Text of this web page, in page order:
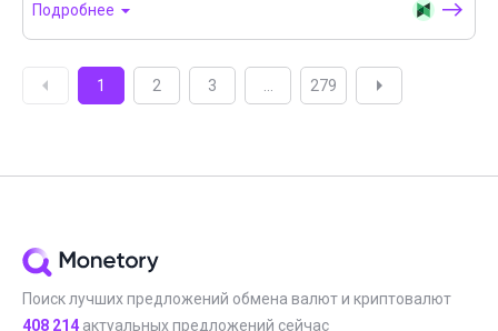
Подробнее
1 2 3 279
Поиск лучших предложений обмена валют и криптовалют
408 214 актуальных предложений сейчас